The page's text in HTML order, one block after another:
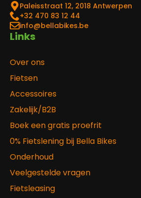
Paleisstraat 12, 2018 Antwerpen
‎+32 470 83 12 44
info@bellabikes.be
Links
Over ons
Fietsen
Accessoires
Zakelijk/B2B
Boek een gratis proefrit
0% Fietslening bij Bella Bikes
Onderhoud
Veelgestelde vragen
Fietsleasing